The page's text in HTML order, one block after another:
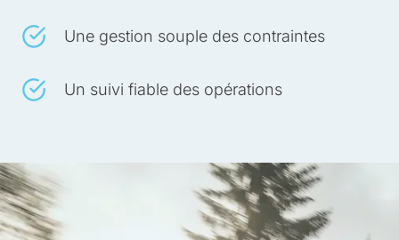
Une gestion souple des contraintes
Un suivi fiable des opérations